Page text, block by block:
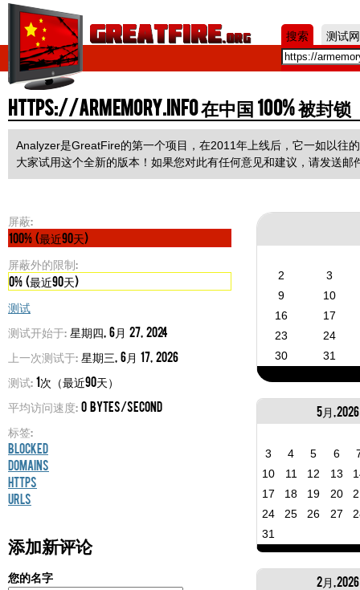
搜索 测试
https://armemory.info 在中国 100% 被封锁
Analyzer是GreatFire的第一个项目，在2011年上线后，它一如以往
大家试用这个全新的版本！如果您对此有任何意见和建议，请发送邮
2
3
9
10
16
17
23
24
30
31
5月, 2026
3 4 5 6
10
11 12 13
17
18 19 20
24
25 26 27
31
2月, 2026
屏蔽:
100% (最近90天)
屏蔽外的限制:
0% (最近90天)
测试
测试开始于: 星期四, 6月 27, 2024
上一次测试于: 星期三, 6月 17, 2026
测试: 1次（最近90天）
平均访问速度: 0 bytes/second
标签:
Blocked
Domains
HTTPS
URLs
添加新评论
您的名字